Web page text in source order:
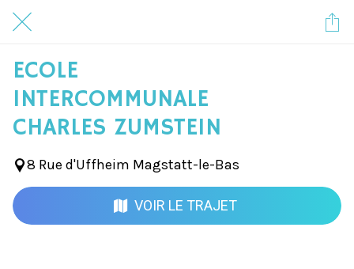
ECOLE
INTERCOMMUNALE
CHARLES ZUMSTEIN
8 Rue d'Uffheim Magstatt-le-Bas
VOIR LE TRAJET